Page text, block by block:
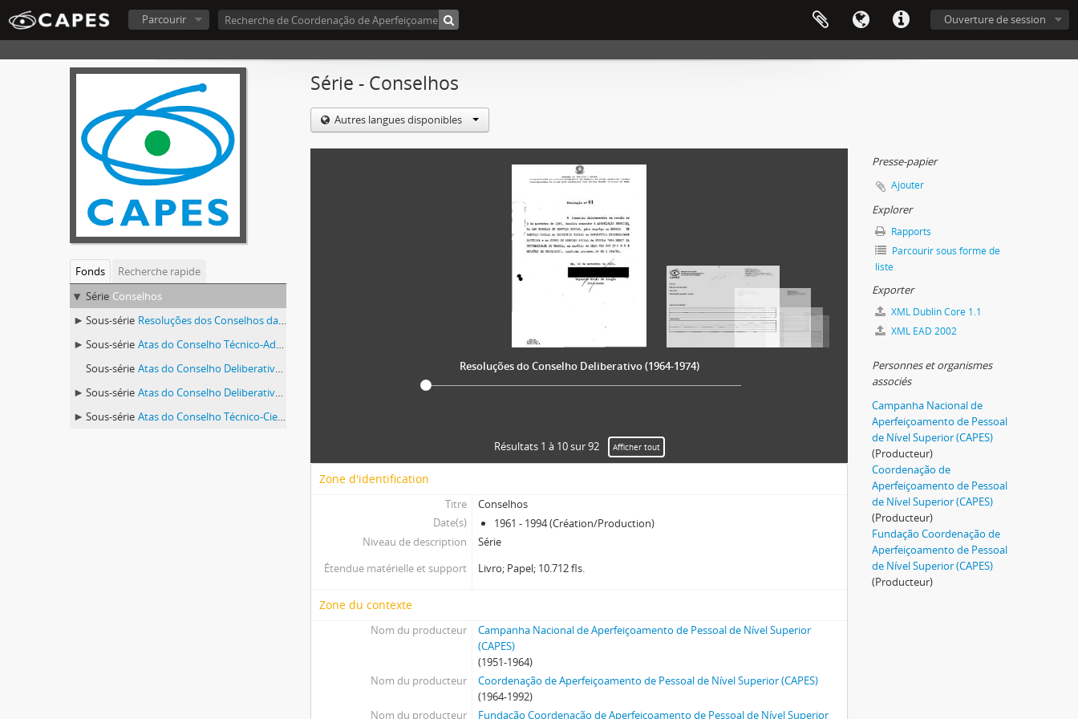
Ouverture de session
Parcourir
Fonds
Recherche rapide
Série Conselhos
Sous-série Resoluções dos Conselhos da CAPES
Sous-série Atas do Conselho Técnico-Administrativo (CTA) 1974-1981
Sous-série Atas do Conselho Deliberativo 1969
Sous-série Atas do Conselho Deliberativo (1982-1992)
Sous-série Atas do Conselho Técnico-Científico (CTC) 1986-1992
Série - Conselhos
Autres langues disponibles
Resoluções do Conselho Deliberativo (1964-1974)
Résultats 1 à 10 sur 92 Afficher tout
Zone d'identification
Titre
Conselhos
Date(s)
1961 - 1994 (Création/Production)
Niveau de description
Série
Étendue matérielle et support
Livro; Papel; 10.712 fls.
Zone du contexte
Nom du producteur
Campanha Nacional de Aperfeiçoamento de Pessoal de Nível Superior
(CAPES)
(1951-1964)
Nom du producteur
Coordenação de Aperfeiçoamento de Pessoal de Nível Superior (CAPES)
(1964-1992)
Nom du producteur
Fundação Coordenação de Aperfeiçoamento de Pessoal de Nível Superior
Presse-papier
Ajouter
Explorer
Rapports
Parcourir sous forme de
liste
Exporter
XML Dublin Core 1.1
XML EAD 2002
Personnes et organismes
associés
Campanha Nacional de
Aperfeiçoamento de Pessoal
de Nível Superior (CAPES)
(Producteur)
Coordenação de
Aperfeiçoamento de Pessoal
de Nível Superior (CAPES)
(Producteur)
Fundação Coordenação de
Aperfeiçoamento de Pessoal
de Nível Superior (CAPES)
(Producteur)